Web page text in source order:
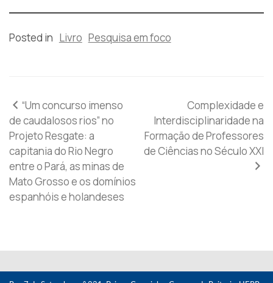
Posted in Livro Pesquisa em foco
Navegação
de
Post
“Um concurso imenso
de caudalosos rios” no
Projeto Resgate: a
capitania do Rio Negro
entre o Pará, as minas de
Mato Grosso e os domínios
espanhóis e holandeses
Complexidade e
Interdisciplinaridade na
Formação de Professores
de Ciências no Século XXI